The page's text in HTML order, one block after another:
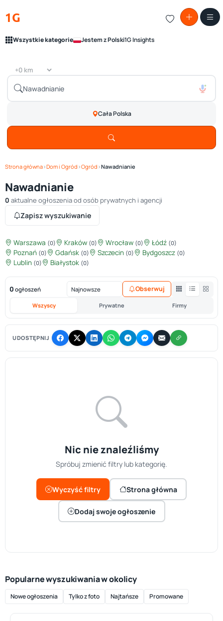
1G
Wszystkie kategorie Jestem z Polski1G Insights
Cała Polska
Strona główna›Dom i Ogród ›Ogród ›Nawadnianie
Nawadnianie
0 aktualne ogłoszenia od osób prywatnych i agencji
Zapisz wyszukiwanie
Warszawa (0) Kraków (0) Wrocław (0) Łódź (0)
Poznań (0) Gdańsk (0) Szczecin (0) Bydgoszcz (0)
Lublin (0) Białystok (0)
0 ogłoszeń
Wszyscy Prywatne Firmy
Obserwuj
UDOSTĘPNIJ
Nic nie znaleźliśmy
Spróbuj zmienić filtry lub kategorię.
Wyczyść filtry Strona główna
Dodaj swoje ogłoszenie
Popularne wyszukiwania w okolicy
Nowe ogłoszenia Tylko z foto Najtańsze Promowane